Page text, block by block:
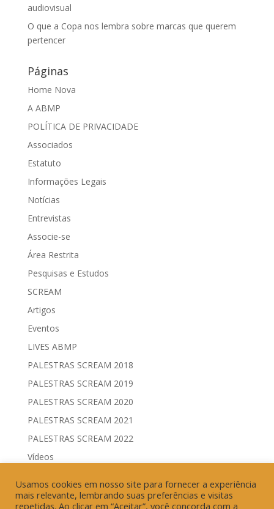
audiovisual
O que a Copa nos lembra sobre marcas que querem
pertencer
Páginas
Home Nova
A ABMP
POLÍTICA DE PRIVACIDADE
Associados
Estatuto
Informações Legais
Notícias
Entrevistas
Associe-se
Área Restrita
Pesquisas e Estudos
SCREAM
Artigos
Eventos
LIVES ABMP
PALESTRAS SCREAM 2018
PALESTRAS SCREAM 2019
PALESTRAS SCREAM 2020
PALESTRAS SCREAM 2021
PALESTRAS SCREAM 2022
Vídeos
Geração de Resultados & Eficiência Publicitária
Usamos cookies em nosso site para fornecer a experiência
mais relevante, lembrando suas preferências e visitas
repetidas. Ao clicar em “Aceitar”, você concorda com a